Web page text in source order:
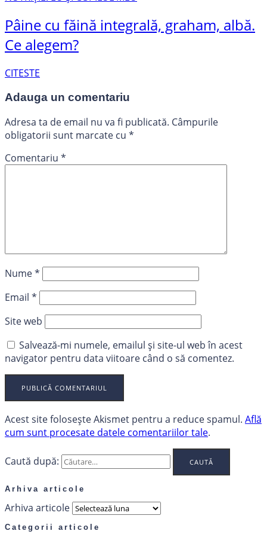
Pâine cu făină integrală, graham, albă.
Ce alegem?
CITESTE
Adauga un comentariu
Adresa ta de email nu va fi publicată. Câmpurile
obligatorii sunt marcate cu *
Comentariu *
Nume*
Email *
Site web
Salvează-mi numele, emailul și site-ul web în acest
navigator pentru data viitoare când o să comentez.
Acest site folosește Akismet pentru a reduce spamul. Află
cum sunt procesate datele comentariilor tale.
Caută după:
Arhiva articole
Arhiva articole
Categorii articole